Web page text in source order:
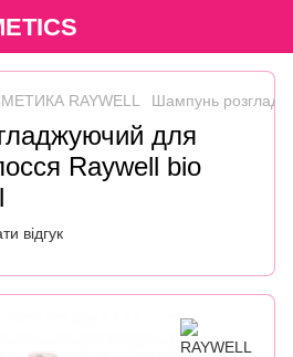
RAYWELL Шампунь
для
Raywell bio
відгук